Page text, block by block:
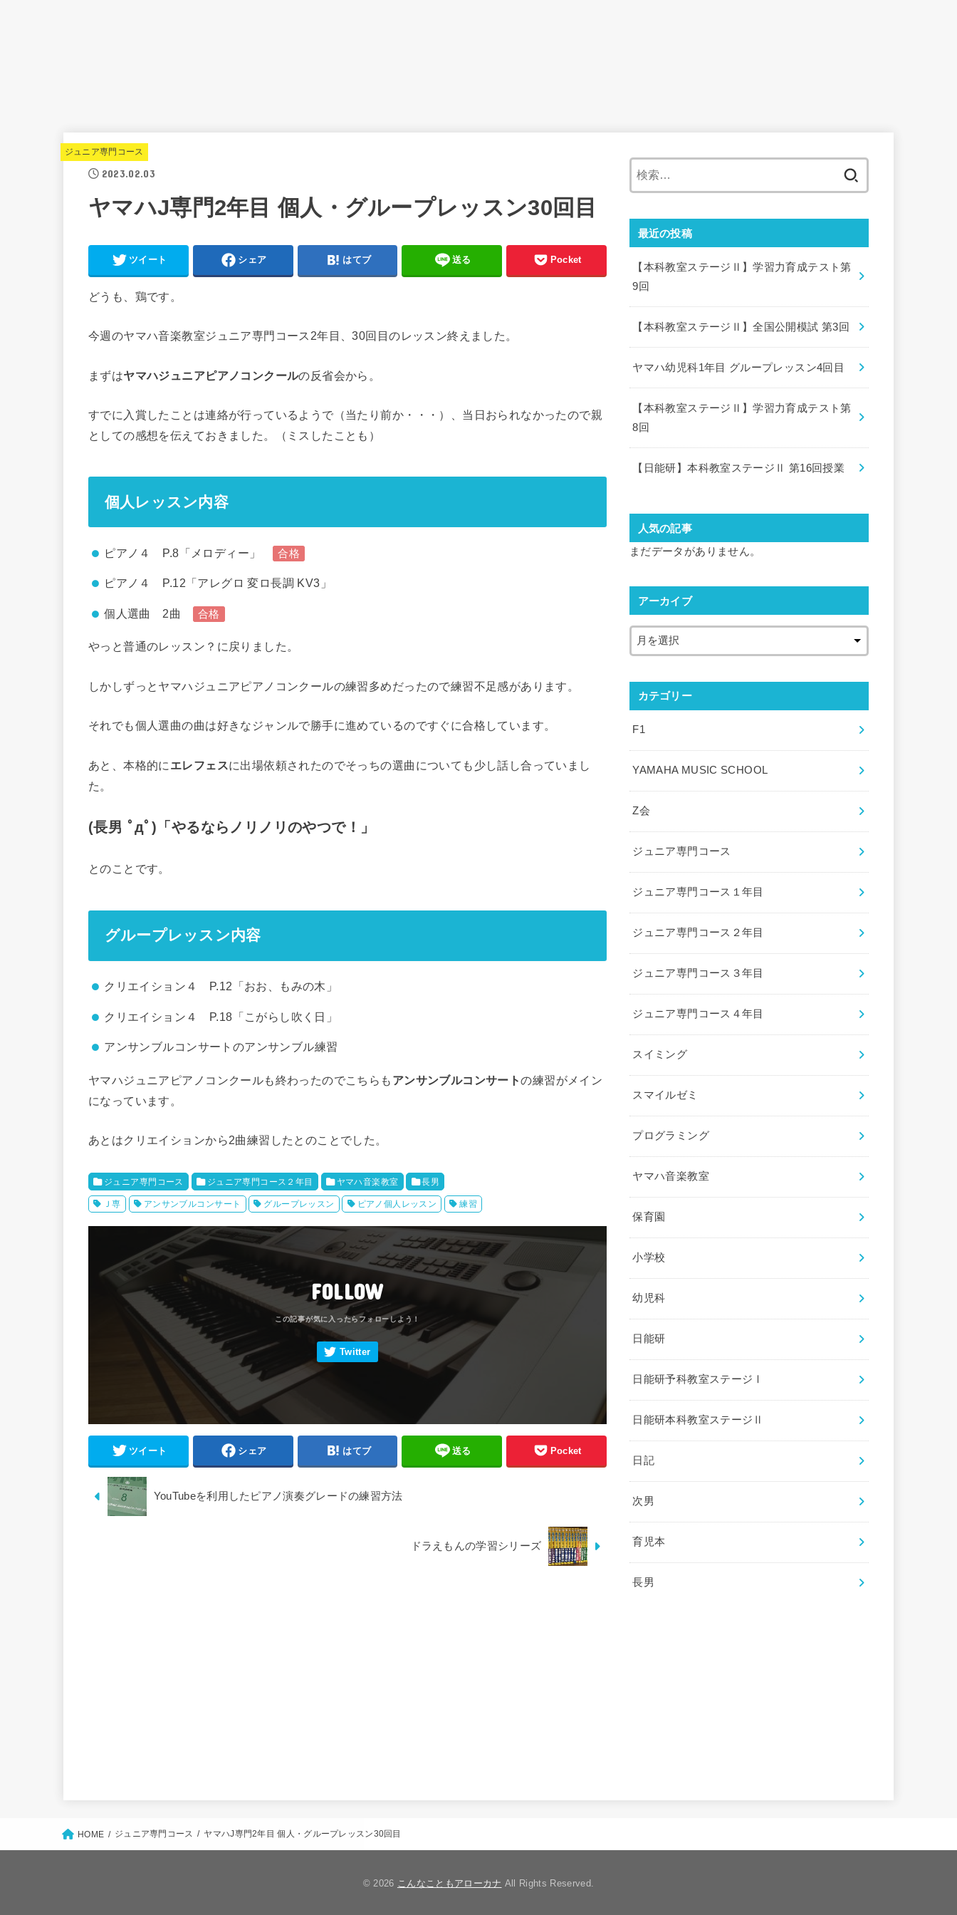
ジュニア専門コース
2023.02.03
ヤマハJ専門2年目 個人・グループレッスン30回目
ツイート シェア はてブ 送る Pocket
どうも、鶏です。
今週のヤマハ音楽教室ジュニア専門コース2年目、30回目のレッスン終えました。
まずはヤマハジュニアピアノコンクールの反省会から。
すでに入賞したことは連絡が行っているようで（当たり前か・・・）、当日おられなかったので親
としての感想を伝えておきました。（ミスしたことも）
個人レッスン内容
ピアノ４ P.8「メロディー」 合格
ピアノ４ P.12「アレグロ 変ロ長調 KV3」
個人選曲 2曲 合格
やっと普通のレッスン？に戻りました。
しかしずっとヤマハジュニアピアノコンクールの練習多めだったので練習不足感があります。
それでも個人選曲の曲は好きなジャンルで勝手に進めているのですぐに合格しています。
あと、本格的に エレフェスに出場依頼されたのでそっちの選曲についても少し話し合っていまし
た。
(長男 ﾟдﾟ)「やるならノリノリのやつで！」
とのことです。
グループレッスン内容
クリエイション４ P.12「おお、もみの木」
クリエイション４ P.18「こがらし吹く日」
アンサンブルコンサートのアンサンブル練習
ヤマハジュニアピアノコンクールも終わったのでこちらも アンサンブルコンサートの練習がメイン
になっています。
あとはクリエイションから2曲練習したとのことでした。
ジュニア専門コース ジュニア専門コース２年目 ヤマハ音楽教室 長男
Ｊ専 アンサンブルコンサート グループレッスン ピアノ個人レッスン 練習
FOLLOW
ツイート シェア はてブ 送る Pocket
YouTubeを利用したピアノ演奏グレードの練習方法
ドラえもんの学習シリーズ
最近の投稿
【本科教室ステージⅡ】学習力育成テスト第
9回
【本科教室ステージⅡ】全国公開模試 第3回
ヤマハ幼児科1年目 グループレッスン4回目
【本科教室ステージⅡ】学習力育成テスト第
8回
【日能研】本科教室ステージⅡ 第16回授業
人気の記事
まだデータがありません。
アーカイブ
カテゴリー
F1
YAMAHA MUSIC SCHOOL
Z会
ジュニア専門コース
ジュニア専門コース１年目
ジュニア専門コース２年目
ジュニア専門コース３年目
ジュニア専門コース４年目
スイミング
スマイルゼミ
プログラミング
ヤマハ音楽教室
保育園
小学校
幼児科
日能研
日能研予科教室ステージⅠ
日能研本科教室ステージⅡ
日記
次男
育児本
長男
HOME ジュニア専門コース ヤマハJ専門2年目 個人・グループレッスン30回目
© 2026 こんなこともアローカナ All Rights Reserved.